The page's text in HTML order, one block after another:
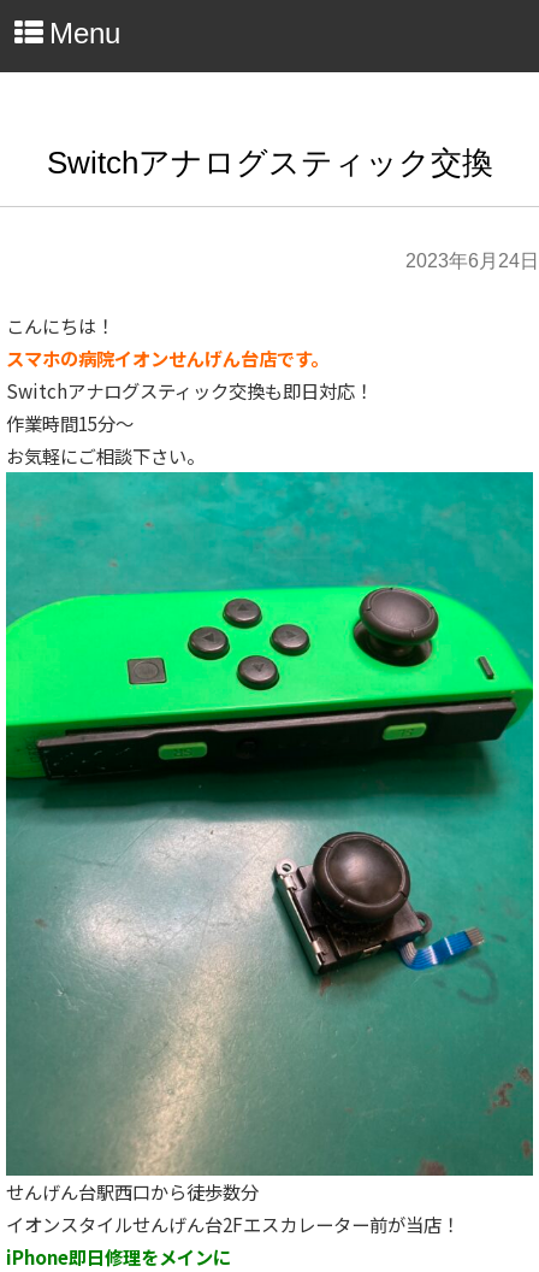
Menu
Switchアナログスティック交換
2023年6月24日
こんにちは！
スマホの病院イオンせんげん台店です。
Switchアナログスティック交換も即日対応！
作業時間15分～
お気軽にご相談下さい。
せんげん台駅西口から徒歩数分
イオンスタイルせんげん台2Fエスカレーター前が当店！
iPhone即日修理をメインに